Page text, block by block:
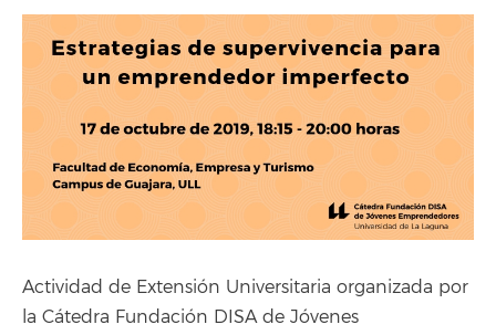
Actividad de Extensión Universitaria organizada por
la Cátedra Fundación DISA de Jóvenes